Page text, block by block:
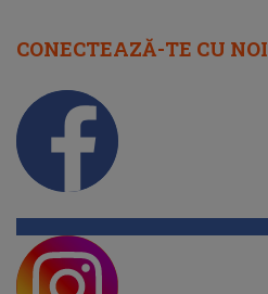
CONECTEAZĂ-TE CU NOI